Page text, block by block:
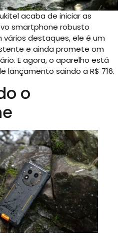
acaba de iniciar as
smartphone robusto
vários destaques, ele é um
e ainda promete om
E agora, o aparelho está
lançamento saindo a R$ 716.
o